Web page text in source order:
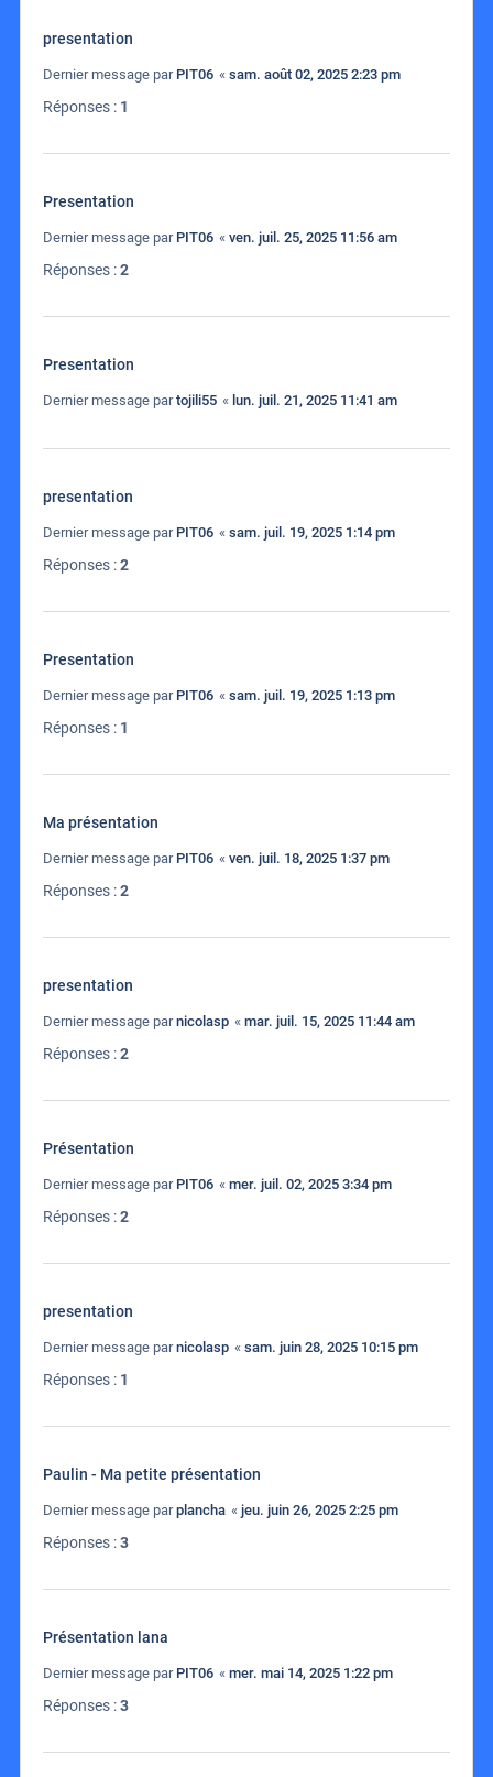
presentation
Dernier message par PIT06 « sam. août 02, 2025 2:23 pm
Réponses : 1
Presentation
Dernier message par PIT06 « ven. juil. 25, 2025 11:56 am
Réponses :2
Presentation
Dernier message partojili55 « lun. juil. 21, 2025 11:41 am
presentation
Dernier message par PIT06 « sam. juil. 19, 2025 1:14 pm
Réponses :2
Presentation
Dernier message par PIT06 « sam. juil. 19, 2025 1:13 pm
Réponses : 1
Ma présentation
Dernier message par PIT06 « ven. juil. 18, 2025 1:37 pm
Réponses :2
presentation
Dernier message parnicolasp « mar. juil. 15, 2025 11:44 am
Réponses :2
Présentation
Dernier message par PIT06 « mer. juil. 02, 2025 3:34 pm
Réponses :2
presentation
Dernier message parnicolasp « sam. juin 28, 2025 10:15 pm
Réponses : 1
Paulin - Ma petite présentation
Dernier message parplancha « jeu. juin 26, 2025 2:25 pm
Réponses :3
Présentation lana
Dernier message par PIT06 « mer. mai 14, 2025 1:22 pm
Réponses :3